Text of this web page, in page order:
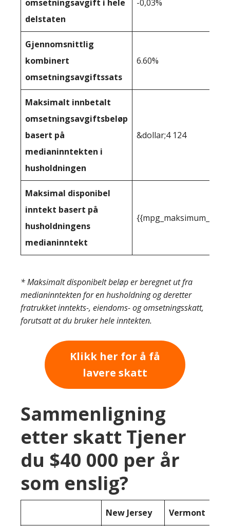
omsetningsavgift i hele
delstaten
-0,03%
Gjennomsnittlig
kombinert
omsetningsavgiftssats
6.60%
Maksimalt innbetalt
omsetningsavgiftsbeløp
basert på
medianinntekten i
husholdningen
&dollar;4 124
Maksimal disponibel
inntekt basert på
husholdningens
medianinntekt
* Maksimalt disponibelt beløp er beregnet ut fra
medianinntekten for en husholdning og deretter
fratrukket inntekts-, eiendoms- og omsetningsskatt,
forutsatt at du bruker hele inntekten.
Klikk her for å få
lavere skatt
Sammenligning
etter skatt Tjener
du $40 000 per år
som enslig?
New Jersey Vermont